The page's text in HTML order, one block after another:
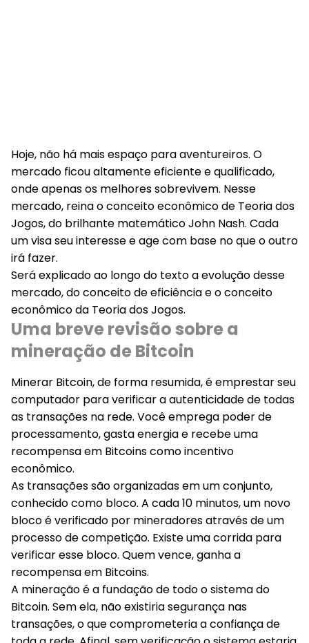
Hoje, não há mais espaço para aventureiros. O
mercado ficou altamente eficiente e qualificado,
onde apenas os melhores sobrevivem. Nesse
mercado, reina o conceito econômico de Teoria dos
Jogos, do brilhante matemático John Nash. Cada
um visa seu interesse e age com base no que o outro
irá fazer.
Será explicado ao longo do texto a evolução desse
mercado, do conceito de eficiência e o conceito
econômico da Teoria dos Jogos.
Uma breve revisão sobre a
mineração de Bitcoin
Minerar Bitcoin, de forma resumida, é emprestar seu
computador para verificar a autenticidade de todas
as transações na rede. Você emprega poder de
processamento, gasta energia e recebe uma
recompensa em Bitcoins como incentivo
econômico.
As transações são organizadas em um conjunto,
conhecido como bloco. A cada 10 minutos, um novo
bloco é verificado por mineradores através de um
processo de competição. Existe uma corrida para
verificar esse bloco. Quem vence, ganha a
recompensa em Bitcoins.
A mineração é a fundação de todo o sistema do
Bitcoin. Sem ela, não existiria segurança nas
transações, o que comprometeria a confiança de